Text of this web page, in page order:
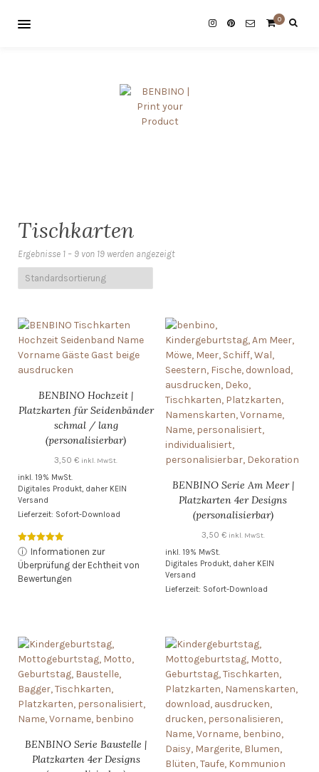
0
Tischkarten
Ergebnisse 1 – 9 von 19 werden angezeigt
BENBINO Hochzeit |
Platzkarten für Seidenbänder
schmal / lang
(personalisierbar)
3,50€ inkl. MwSt.
inkl. 19% MwSt.
Digitales Produkt, daher KEIN
Versand
Lieferzeit: Sofort-Download
Bewertet mit
5.00
von 5
ⓘ Informationen zur
Überprüfung der Echtheit von
Bewertungen
BENBINO Serie Am Meer |
Platzkarten 4er Designs
(personalisierbar)
3,50 € inkl. MwSt.
inkl. 19% MwSt.
Digitales Produkt, daher KEIN
Versand
Lieferzeit: Sofort-Download
BENBINO Serie Baustelle |
Platzkarten 4er Designs